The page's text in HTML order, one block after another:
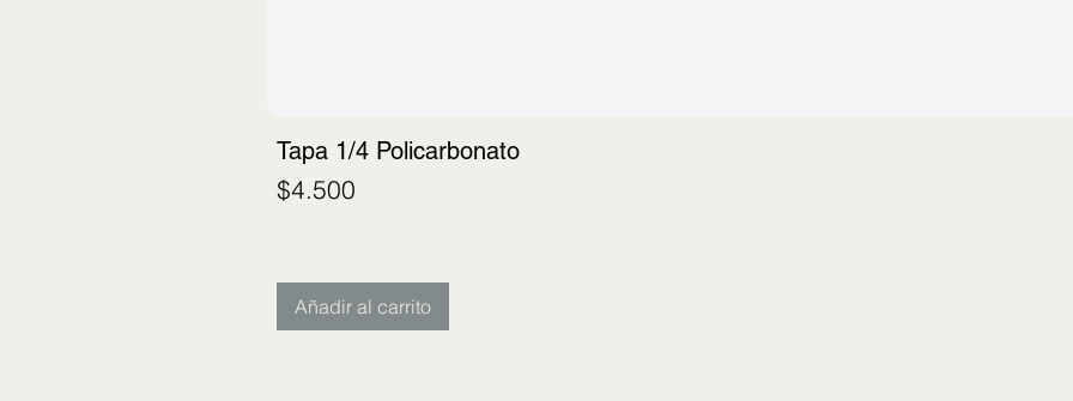
Tapa 1/4 Policarbonato
Precio
$4.500
Añadir al carrito